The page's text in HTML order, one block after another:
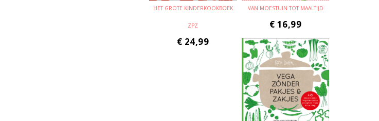
HET GROTE KINDERKOOKBOEK
ZPZ
€ 24,99
VAN MOESTUIN TOT MAALTIJD
€ 16,99